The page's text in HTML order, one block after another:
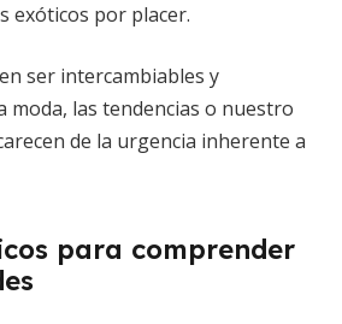
exóticos por placer.
ser intercambiables y
moda, las tendencias o nuestro
de la urgencia inherente a
para comprender